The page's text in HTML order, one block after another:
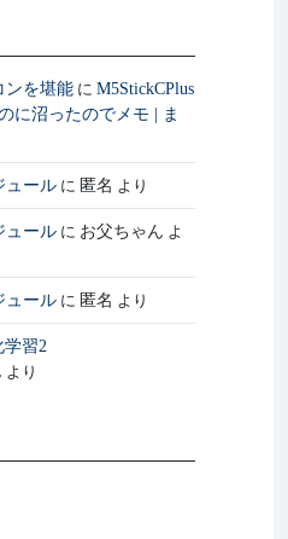
ンを堪能 に M5StickCPlus
に沼ったのでメモ | ま
ュール に 匿名 より
ュール に お父ちゃん よ
ュール に 匿名 より
習2
より